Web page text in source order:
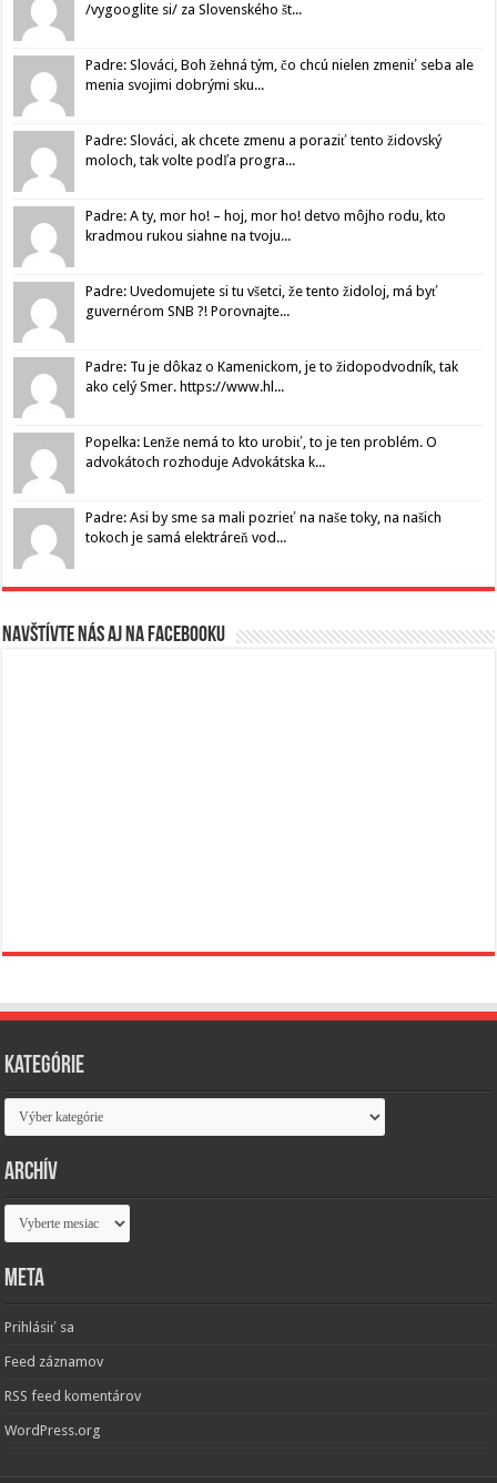
/vygooglite si/ za Slovenského št...
Padre: Slováci, Boh žehná tým, čo chcú nielen zmeniť seba ale
menia svojimi dobrými sku...
Padre: Slováci, ak chcete zmenu a poraziť tento židovský
moloch, tak volte podľa progra...
Padre: A ty, mor ho! – hoj, mor ho! detvo môjho rodu, kto
kradmou rukou siahne na tvoju...
Padre: Uvedomujete si tu všetci, že tento židoloj, má byť
guvernérom SNB ?! Porovnajte...
Padre: Tu je dôkaz o Kamenickom, je to židopodvodník, tak
ako celý Smer. https://www.hl...
Popelka: Lenže nemá to kto urobiť, to je ten problém. O
advokátoch rozhoduje Advokátska k...
Padre: Asi by sme sa mali pozrieť na naše toky, na našich
tokoch je samá elektráreň vod...
Navštívte nás aj na Facebooku
Kategórie
Kategórie
Archív
Archív
Meta
Prihlásiť sa
Feed záznamov
RSS feed komentárov
WordPress.org